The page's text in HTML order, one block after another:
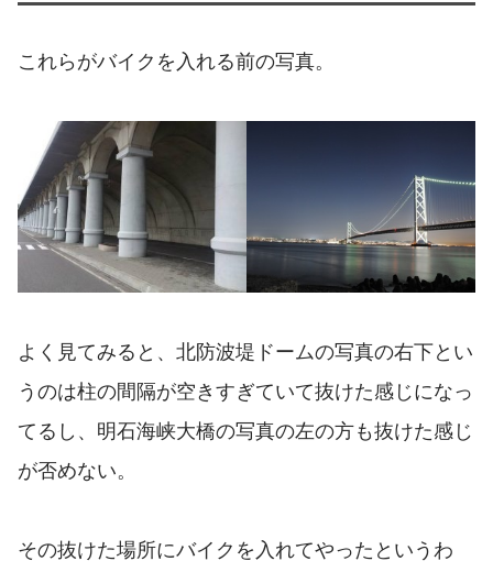
これらがバイクを入れる前の写真。
よく見てみると、北防波堤ドームの写真の右下とい
うのは柱の間隔が空きすぎていて抜けた感じになっ
てるし、明石海峡大橋の写真の左の方も抜けた感じ
が否めない。
その抜けた場所にバイクを入れてやったというわ